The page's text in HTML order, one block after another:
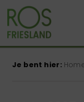
Je bent hier: